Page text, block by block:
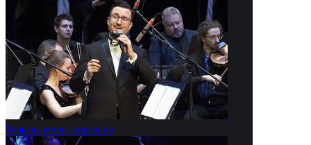
Услышь меня, хорошая